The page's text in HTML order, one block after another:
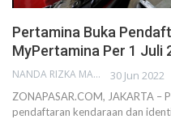
Pertamina Buka
MyPertamina Per 1 Juli
NANDA RIZKA MAHENDRA 30 Jun 2022
ZONAPASAR.COM, JAKARTA –
pendaftaran kendaraan dan